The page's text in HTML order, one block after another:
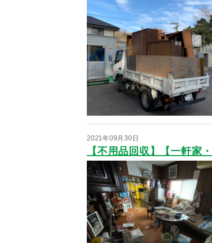
2021年09月30日
【不用品回収】【一軒家